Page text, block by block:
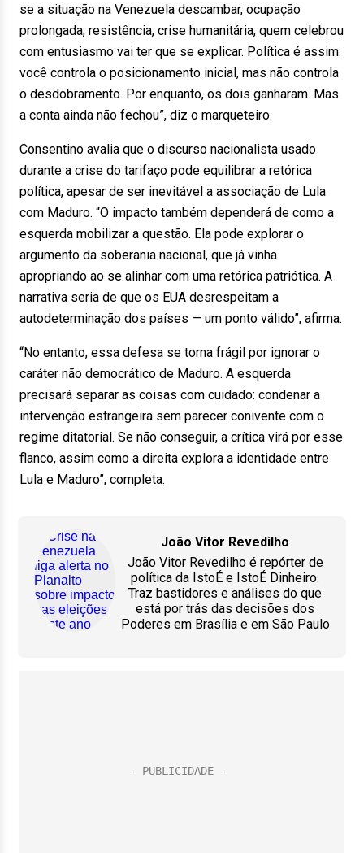
se a situação na Venezuela descambar, ocupação
prolongada, resistência, crise humanitária, quem celebrou
com entusiasmo vai ter que se explicar. Política é assim:
você controla o posicionamento inicial, mas não controla
o desdobramento. Por enquanto, os dois ganharam. Mas
a conta ainda não fechou”, diz o marqueteiro.
Consentino avalia que o discurso nacionalista usado
durante a crise do tarifaço pode equilibrar a retórica
política, apesar de ser inevitável a associação de Lula
com Maduro. “O impacto também dependerá de como a
esquerda mobilizar a questão. Ela pode explorar o
argumento da soberania nacional, que já vinha
apropriando ao se alinhar com uma retórica patriótica. A
narrativa seria de que os EUA desrespeitam a
autodeterminação dos países — um ponto válido”, afirma.
“No entanto, essa defesa se torna frágil por ignorar o
caráter não democrático de Maduro. A esquerda
precisará separar as coisas com cuidado: condenar a
intervenção estrangeira sem parecer conivente com o
regime ditatorial. Se não conseguir, a crítica virá por esse
flanco, assim como a direita explora a identidade entre
Lula e Maduro”, completa.
João Vitor Revedilho
João Vitor Revedilho é repórter de
política da IstoÉ e IstoÉ Dinheiro.
Traz bastidores e análises do que
está por trás das decisões dos
Poderes em Brasília e em São Paulo